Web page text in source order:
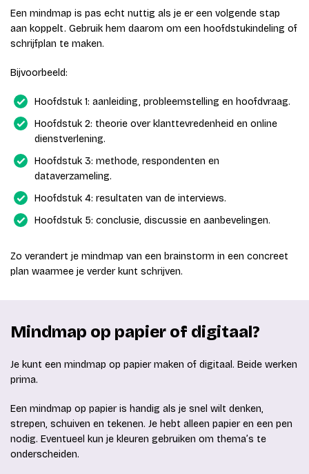
Een mindmap is pas echt nuttig als je er een volgende stap
aan koppelt. Gebruik hem daarom om een hoofdstukindeling of
schrijfplan te maken.
Bijvoorbeeld:
Hoofdstuk 1: aanleiding, probleemstelling en hoofdvraag.
Hoofdstuk 2: theorie over klanttevredenheid en online
dienstverlening.
Hoofdstuk 3: methode, respondenten en
dataverzameling.
Hoofdstuk 4: resultaten van de interviews.
Hoofdstuk 5: conclusie, discussie en aanbevelingen.
Zo verandert je mindmap van een brainstorm in een concreet
plan waarmee je verder kunt schrijven.
Mindmap op papier of digitaal?
Je kunt een mindmap op papier maken of digitaal. Beide werken
prima.
Een mindmap op papier is handig als je snel wilt denken,
strepen, schuiven en tekenen. Je hebt alleen papier en een pen
nodig. Eventueel kun je kleuren gebruiken om thema’s te
onderscheiden.